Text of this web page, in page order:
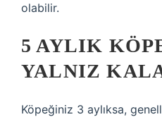
olabilir.
5 AYLIK
YALNIZ
Köpeğiniz 3 aylıksa,